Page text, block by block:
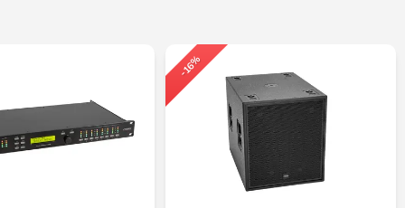
-16%